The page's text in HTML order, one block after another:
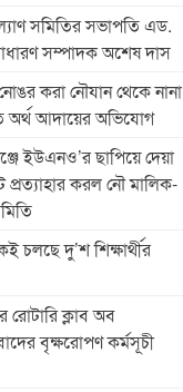
সমিতির সভাপতি এড.
সম্পাদক অশেষ দাস
করা নৌযান থেকে নানা
অর্থ আদায়ের অভিযোগ
ইউএনও’র ছাপিয়ে দেয়া
প্রত্যাহার করল নৌ মালিক-
চলছে দু’শ শিক্ষার্থীর
রোটারি ক্লাব অব
বৃক্ষরোপণ কর্মসূচী